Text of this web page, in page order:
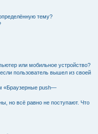
тему?
или мобильное устройство?
пользователь вышел из своей
«Браузерные push—
но всё равно не поступают. Что